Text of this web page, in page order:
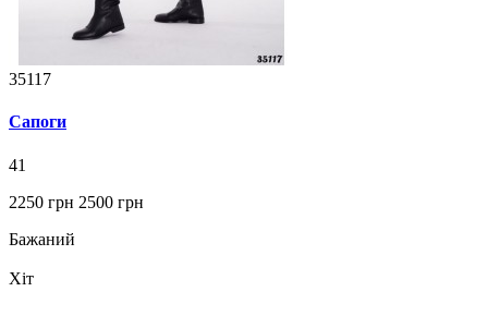
35117
Сапоги
41
2250 грн 2500 грн
Бажаний
Хіт